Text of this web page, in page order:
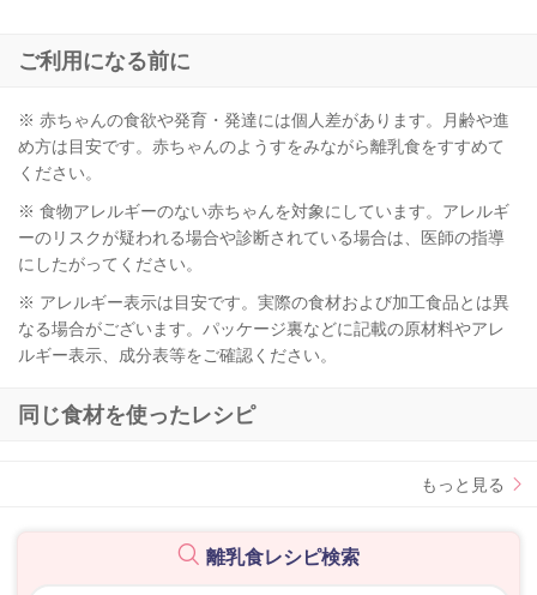
ご利用になる前に
※ 赤ちゃんの食欲や発育・発達には個人差があります。月齢や進
め方は目安です。赤ちゃんのようすをみながら離乳食をすすめて
ください。
※ 食物アレルギーのない赤ちゃんを対象にしています。アレルギ
ーのリスクが疑われる場合や診断されている場合は、医師の指導
にしたがってください。
※ アレルギー表示は目安です。実際の食材および加工食品とは異
なる場合がございます。パッケージ裏などに記載の原材料やアレ
ルギー表示、成分表等をご確認ください。
同じ食材を使ったレシピ
もっと見る
離乳食レシピ検索